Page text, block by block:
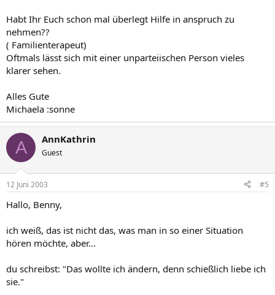
Habt Ihr Euch schon mal überlegt Hilfe in anspruch zu
nehmen??
( Familienterapeut)
Oftmals lässt sich mit einer unparteiischen Person vieles
klarer sehen.
Alles Gute
Michaela :sonne
A AnnKathrin
Guest
12 Juni 2003 #5
Hallo, Benny,
ich weiß, das ist nicht das, was man in so einer Situation
hören möchte, aber...
du schreibst: "Das wollte ich ändern, denn schießlich liebe ich
sie."